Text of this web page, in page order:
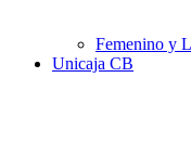
Femenino y
Unicaja CB